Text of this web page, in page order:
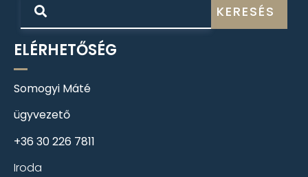
KERESÉS
ELÉRHETŐSÉG
Somogyi Máté
ügyvezető
+36 30 226 7811
Iroda